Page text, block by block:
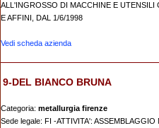
ALL'INGROSSO DI MACCHINE E UTENSILI
E AFFINI, DAL 1/6/1998
Vedi scheda azienda
9-DEL BIANCO BRUNA
Categoria: metallurgia firenze
Sede legale: FI -ATTIVITA':